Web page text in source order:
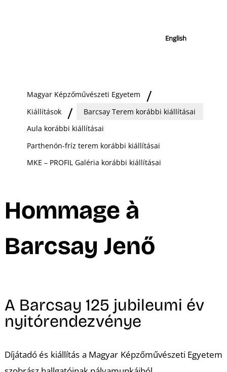
English
Magyar Képzőművészeti Egyetem
Kiállítások
Barcsay Terem korábbi kiállításai
Aula korábbi kiállításai
Parthenón-fríz terem korábbi kiállításai
MKE – PROFIL Galéria korábbi kiállításai
Hommage à
Barcsay Jenő
A Barcsay 125 jubileumi év
nyitórendezvénye
Díjátadó és kiállítás a Magyar Képzőművészeti Egyetem